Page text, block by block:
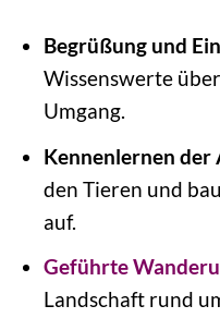
Begrüßung und
Wissenswerte
Umgang.
Kennenlernen der
den Tieren und
auf.
Geführte
Landschaft rund